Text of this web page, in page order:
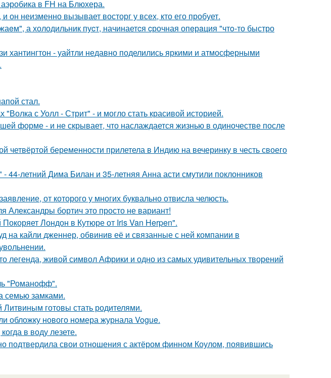
в FH на Блюхера.
он неизменно вызывает восторг у всех, кто его пробует.
а холодильник пуcт, начинаетcя cрочная опeрaция "чтo-то быстро
хантингтон - уайтли недавно поделились яркими и атмосферными
стал.
"Волка с Уолл - Стрит" - и могло стать красивой историей.
форме - и не скрывает, что наслаждается жизнью в одиночестве после
четвёртой беременности прилетела в Индию на вечеринку в честь своего
летний Дима Билан и 35-летняя Анна асти смутили поклонников
от которого у многих буквально отвисла челюсть.
Александры бортич это просто не вариант!
Лондон в Кутюре от Iris Van Herpen".
на кайли дженнер, обвинив её и связанные с ней компании в
легенда, живой символ Африки и одно из самых удивительных творений
"Романофф".
семью замками.
готовы стать родителями.
обложку нового номера журнала Vogue.
в воду лезете.
подтвердила свои отношения с актёром финном Коулом, появившись